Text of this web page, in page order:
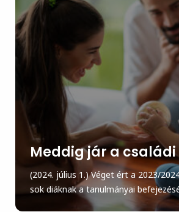
Meddig jár a családi
(2024. július 1.) Véget ért a 2023/
sok diáknak a tanulmányai